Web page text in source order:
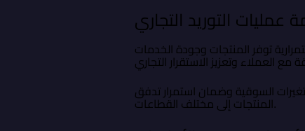
عمليات التوريد التجاري
توفر المنتجات وجودة الخدمات
السوقية وضمان استمرار تدفق
المنتجات إلى مختلف القطاعات.